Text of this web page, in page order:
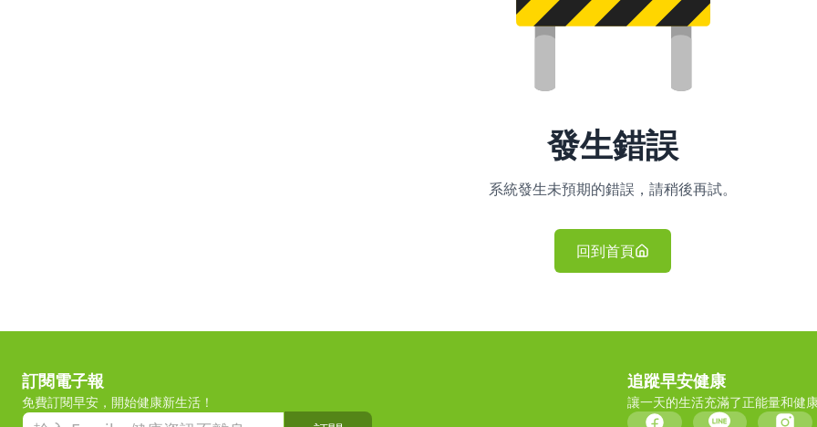
發生錯誤
系統發生未預期的錯誤，請稍後再試。
回到首頁
訂閱電子報
免費訂閱早安，開始健康新生活！
追蹤早安健康
讓一天的生活充滿了正能量和健